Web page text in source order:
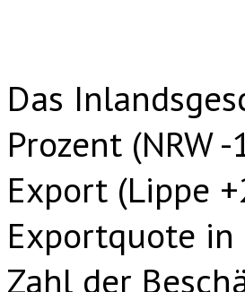
Das
Prozent (NRW
Export (Lippe
Exportquote
Zahl der